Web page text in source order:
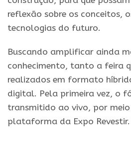
reflexão sobre os conceitos,
tecnologias do futuro.
Buscando amplificar ainda
conhecimento, tanto a feira
realizados em formato
digital. Pela primeira vez, o
transmitido ao vivo, por
plataforma da Expo Revestir.